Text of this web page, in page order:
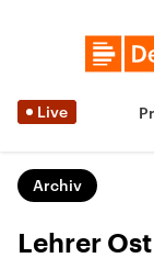
Live
Archiv
Lehrer